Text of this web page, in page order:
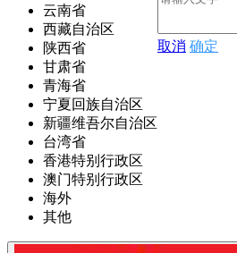
云南省
西藏自治区
陕西省
甘肃省
青海省
宁夏回族自治区
新疆维吾尔自治区
台湾省
香港特别行政区
澳门特别行政区
海外
其他
取消 确定